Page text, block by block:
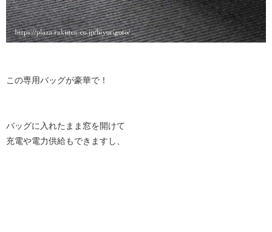
この専用バッグが豪華で！
バッグに入れたまま窓を開けて
充電や電力供給もできますし、